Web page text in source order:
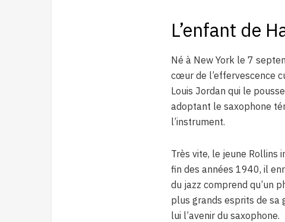
L’enfant de
Né à New York le 7
cœur de l’effervescence
Louis Jordan qui le
adoptant le saxophone
l’instrument.
Très vite, le jeune Rollins
fin des années 1940, il
du jazz comprend qu’un
plus grands esprits de sa
lui l’avenir du saxophone.